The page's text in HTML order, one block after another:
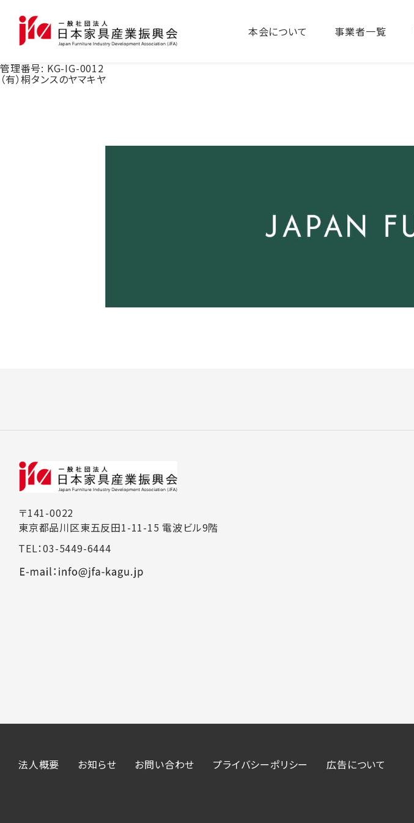
本会について 事業者一覧
管理番号: KG-IG-0012
（有）桐タンスのヤマキヤ
〒141-0022
東京都品川区東五反田1-11-15 電波ビル9階
TEL：03-5449-6444
法人概要 お知らせ お問い合わせ プライバシーポリシー 広告について